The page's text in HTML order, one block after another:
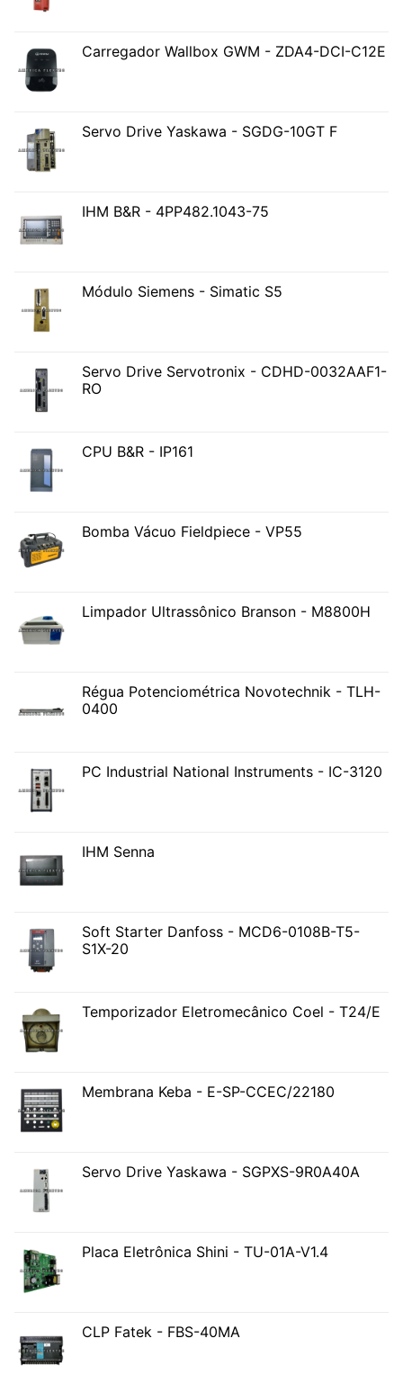
Carregador Wallbox GWM - ZDA4-DCI-C12E
Servo Drive Yaskawa - SGDG-10GT F
IHM B&R - 4PP482.1043-75
Módulo Siemens - Simatic S5
Servo Drive Servotronix - CDHD-0032AAF1-
RO
CPU B&R - IP161
Bomba Vácuo Fieldpiece - VP55
Limpador Ultrassônico Branson - M8800H
Régua Potenciométrica Novotechnik - TLH-
0400
PC Industrial National Instruments - IC-3120
IHM Senna
Soft Starter Danfoss - MCD6-0108B-T5-
S1X-20
Temporizador Eletromecânico Coel - T24/E
Membrana Keba - E-SP-CCEC/22180
Servo Drive Yaskawa - SGPXS-9R0A40A
Placa Eletrônica Shini - TU-01A-V1.4
CLP Fatek - FBS-40MA